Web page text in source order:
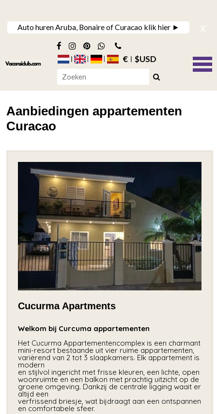
Auto huren Aruba, Bonaire of Curacao klik hier ► x
€ $USD
Aanbiedingen appartementen
Curacao
Cucurma Apartments
Welkom bij Curcuma appartementen
Het Cucurma Appartementencomplex is een charmant
mini-resort bestaande uit vier ruime appartementen,
variërend van 2 tot 3 slaapkamers. Elk appartement is
modern
en stijlvol ingericht met frisse kleuren, een lichte, open
woonruimte en een balkon met prachtig uitzicht op de
groene omgeving. Dankzij de centrale ligging waait er
altijd een
verfrissend briesje, wat bijdraagt aan een ontspannen
en comfortabele sfeer.